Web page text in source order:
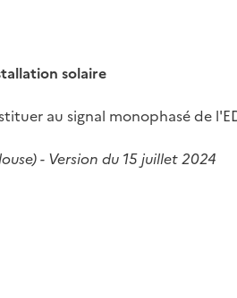
solaire
au signal monophasé de
- Version du 15 juillet 2024